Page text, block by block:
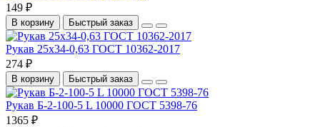
149 ₽
В корзину Быстрый заказ
Рукав 25х34-0,63 ГОСТ 10362-2017
274 ₽
В корзину Быстрый заказ
Рукав Б-2-100-5 L 10000 ГОСТ 5398-76
1365 ₽